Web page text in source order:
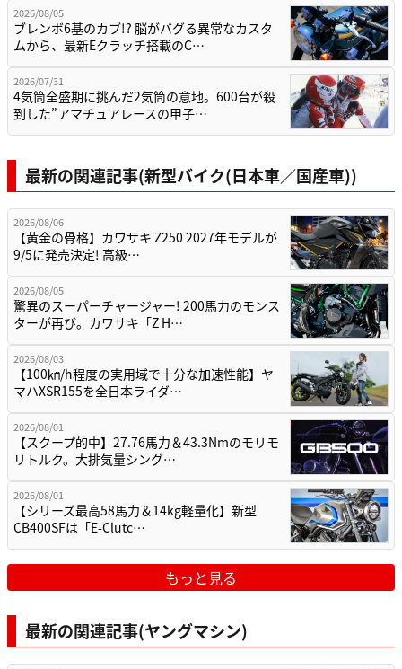
2026/08/05
ブレンボ6基のカブ!? 脳がバグる異常なカスタ
ムから、最新Eクラッチ搭載のC…
2026/07/31
4気筒全盛期に挑んだ2気筒の意地。600台が殺
到した”アマチュアレースの甲子…
最新の関連記事(新型バイク(日本車／国産車))
2026/08/06
【黄金の骨格】カワサキ Z250 2027年モデルが
9/5に発売決定! 高級…
2026/08/05
驚異のスーパーチャージャー! 200馬力のモンス
ターが再び。カワサキ「Z H…
2026/08/03
【100㎞/h程度の実用域で十分な加速性能】ヤ
マハXSR155を全日本ライダ…
2026/08/01
【スクープ的中】27.76馬力＆43.3Nmのモリモ
リトルク。大排気量シング…
2026/08/01
【シリーズ最高58馬力＆14kg軽量化】新型
CB400SFは「E-Clutc…
もっと見る
最新の関連記事(ヤングマシン)